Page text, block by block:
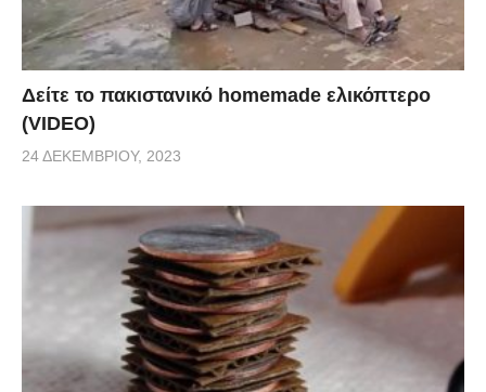
Δείτε το πακιστανικό homemade ελικόπτερο
(VIDEO)
24 ΔΕΚΕΜΒΡΊΟΥ, 2023